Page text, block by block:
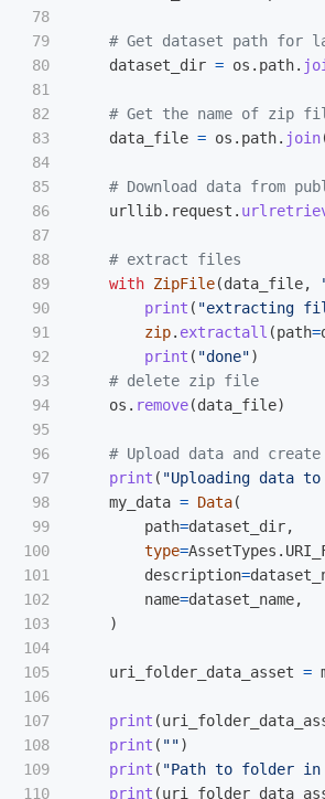
78
79
80
81
82
83
84
85
86
87
88
89
90
91
92
93
94
95
96
97
98
99
100
101
102
103
104
105
106
107
108
109
110
dataset_dir = os . path.
data_file = os . path. join
urllib. request .
with ZipFile(data_file,
print ( "extracting
zip. extractall (path=
print ( "done")
os . remove(data_file)
print ( "Uploading data
my_data = Data(
path=dataset_dir,
type=AssetTypes .
description=
name=dataset_name,
)
uri_folder_data_asset =
print (
print ( "")
print ( "Path to folder in
print (